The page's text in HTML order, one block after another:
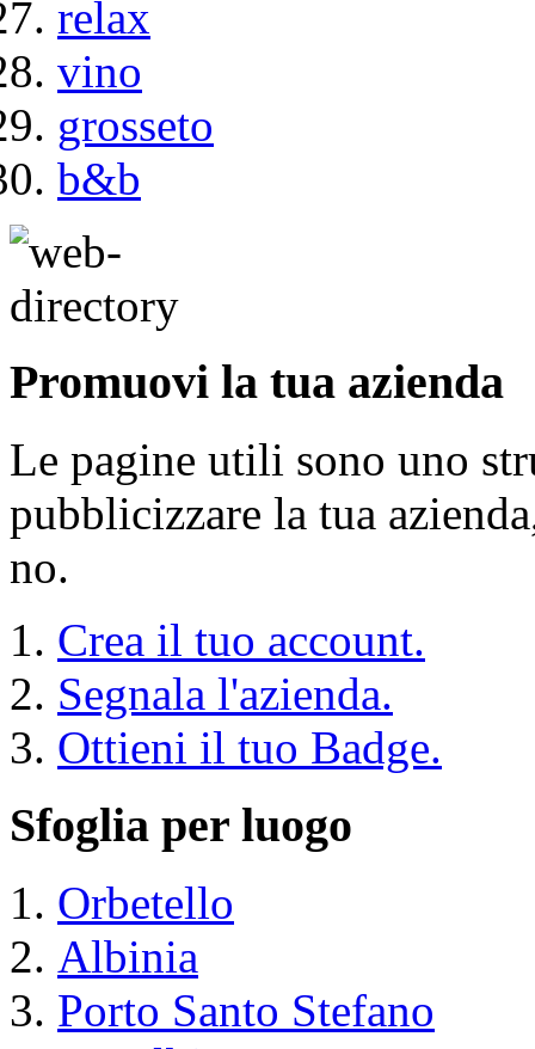
relax
vino
grosseto
b&b
Promuovi la tua azienda
Le pagine utili sono uno
pubblicizzare la tua
no.
Crea il tuo account.
Segnala l'azienda.
Ottieni il tuo Badge.
Sfoglia per luogo
Orbetello
Albinia
Porto Santo Stefano